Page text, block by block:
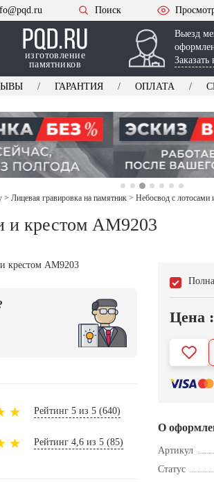
Поиск
изготовление
памятников
Выезд
Заказать
ГАРАНТИЯ ОПЛАТА
> Лицевая гравировка на памятник > Небосвод с
и крестом AM9203
Рейтинг 5 из 5 (640)
Рейтинг 4,6 из 5 (85)
Цена :
О
Артикул
Статус